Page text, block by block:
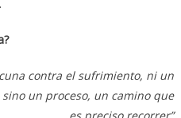
contra el sufrimiento, ni un
un proceso, un camino que